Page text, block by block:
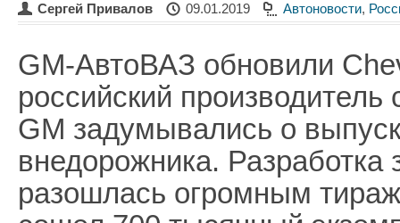
Сергей Привалов 09.01.2019 Автоновости,
GM-АвтоВАЗ обновили
российский
GM задумывались о
внедорожника. Разработка
разошлась огромным